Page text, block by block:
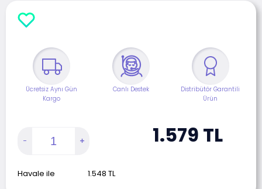
Ücretsiz Aynı Gün
Kargo
Canlı Destek
Distribütör Garantili
Ürün
1.579 TL
Havale ile 1.548 TL